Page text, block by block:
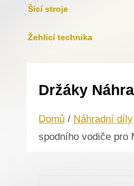
Šicí stroje
Žehlicí technika
Držáky
Domů / Náhradní díly
spodního vodiče pro